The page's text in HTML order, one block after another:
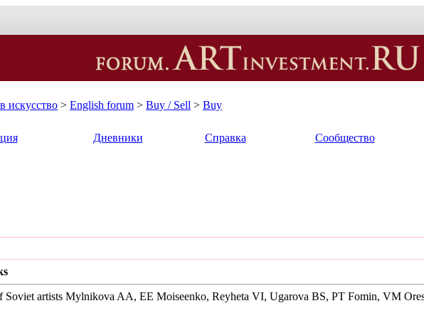
искусство > English forum > Buy / Sell > Buy
Дневники Справка Сообщество
Soviet artists Mylnikova AA, EE Moiseenko, Reyheta VI, Ugarova BS, PT Fomin, VM